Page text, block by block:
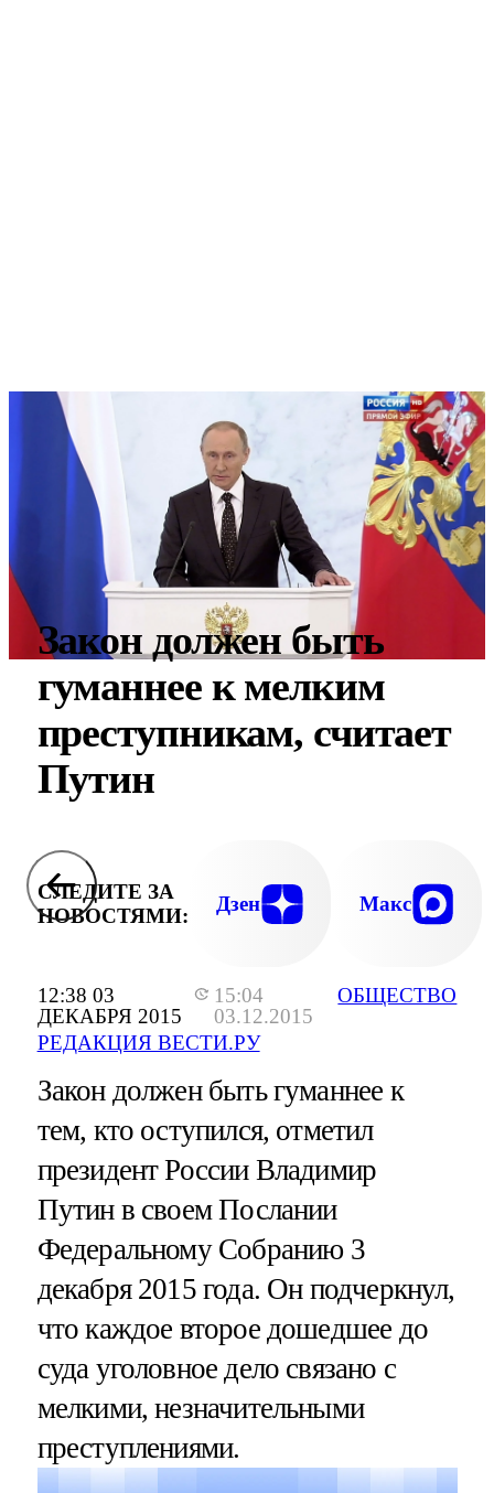
12:38 03
ДЕКАБРЯ 2015
15:04
03.12.2015
РЕДАКЦИЯ ВЕСТИ.РУ
ОБЩЕСТВО
Закон должен быть
гуманнее к мелким
преступникам, считает
Путин
СЛЕДИТЕ ЗА
НОВОСТЯМИ:
Дзен Макс
Закон должен быть гуманнее к
тем, кто оступился, отметил
президент России Владимир
Путин в своем Послании
Федеральному Собранию 3
декабря 2015 года. Он подчеркнул,
что каждое второе дошедшее до
суда уголовное дело связано с
мелкими, незначительными
преступлениями.